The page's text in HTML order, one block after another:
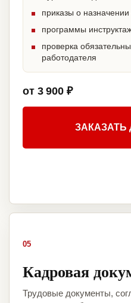
приказы о назначении
программы
проверка
работодателя
от 3 900 ₽
ЗАКАЗАТЬ
05
Кадровая
Трудовые документы,